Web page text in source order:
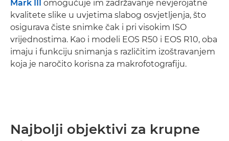
Mark III omogućuje im zadržavanje nevjerojatne
kvalitete slike u uvjetima slabog osvjetljenja, što
osigurava čiste snimke čak i pri visokim ISO
vrijednostima. Kao i modeli EOS R50 i EOS R10, oba
imaju i funkciju snimanja s različitim izoštravanjem
koja je naročito korisna za makrofotografiju.
Najbolji objektivi za krupne